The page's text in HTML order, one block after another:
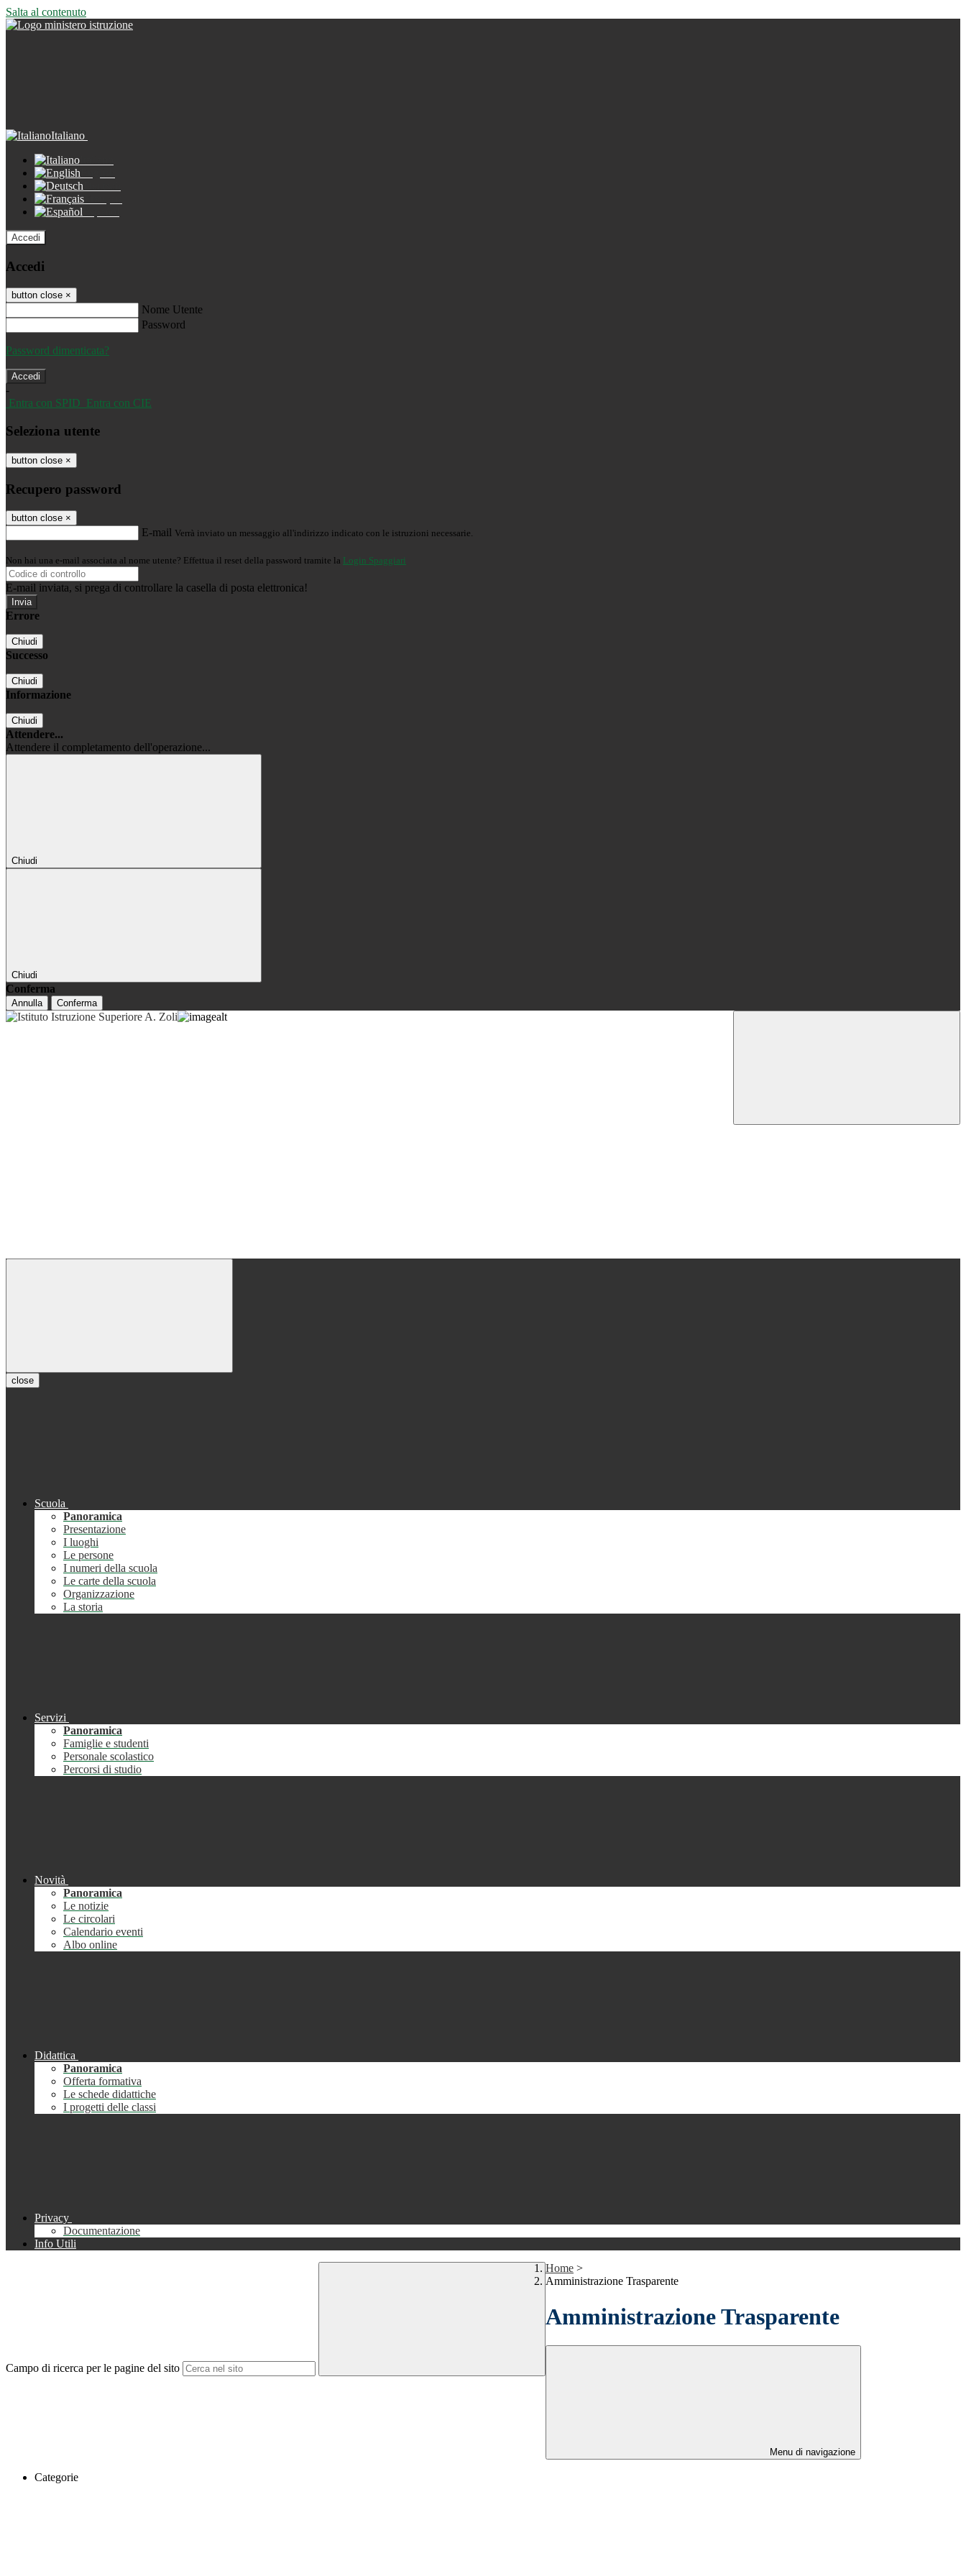
Salta al contenuto
Italiano
Accedi
Accedi
button close ×
Nome Utente
Password
Password dimenticata?
-
Entra con SPID Entra con CIE
Seleziona utente
button close ×
Recupero password
button close ×
E-mail Verrà inviato un messaggio all'indirizzo indicato con le istruzioni necessarie.
Non hai una e-mail associata al nome utente? Effettua il reset della password tramite la Login Spaggiari
E-mail inviata, si prega di controllare la casella di posta elettronica!
Errore
Chiudi
Successo
Chiudi
Informazione
Chiudi
Attendere...
Attendere il completamento dell'operazione...
Chiudi
Chiudi
Conferma
Annulla Conferma
close
Scuola
Panoramica
Presentazione
I luoghi
Le persone
I numeri della scuola
Le carte della scuola
Organizzazione
La storia
Servizi
Panoramica
Famiglie e studenti
Personale scolastico
Percorsi di studio
Novità
Panoramica
Le notizie
Le circolari
Calendario eventi
Albo online
Didattica
Panoramica
Offerta formativa
Le schede didattiche
I progetti delle classi
Privacy
Documentazione
Info Utili
Campo di ricerca per le pagine del sito
Home >
Amministrazione Trasparente
Amministrazione Trasparente
Menu di navigazione
Categorie